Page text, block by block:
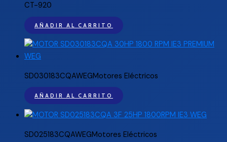
CT-920
AÑADIR AL CARRITO
SD030183CQAWEGMotores Eléctricos
AÑADIR AL CARRITO
SD025183CQAWEGMotores Eléctricos